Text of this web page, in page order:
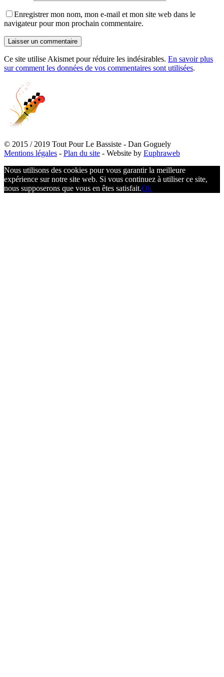
Enregistrer mon nom, mon e-mail et mon site web dans le
navigateur pour mon prochain commentaire.
Ce site utilise Akismet pour réduire les indésirables. En savoir plus
sur comment les données de vos commentaires sont utilisées.
© 2015 / 2019 Tout Pour Le Bassiste - Dan Goguely
Mentions légales - Plan du site - Website by Euphraweb
Nous utilisons des cookies pour vous garantir la meilleure
expérience sur notre site web. Si vous continuez à utiliser ce site,
nous supposerons que vous en êtes satisfait.Ok